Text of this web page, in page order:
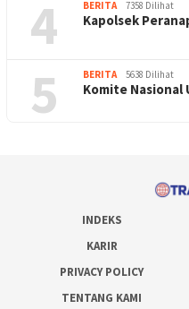
4 BERITA 7358 Dilihat
Kapolsek
5 BERITA 5638 Dilihat
Komite
INDEKS
KARIR
PRIVACY POLICY
TENTANG KAMI